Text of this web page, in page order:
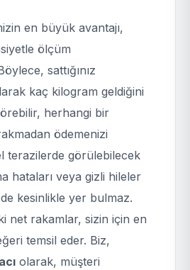
en büyük avantajı,
ölçüm
sattığınız
kaç kilogram geldiğini
herhangi bir
ödemenizi
terazilerde görülebilecek
hataları veya gizli hileler
kesinlikle yer bulmaz.
net rakamlar, sizin için en
temsil eder. Biz,
olarak, müşteri